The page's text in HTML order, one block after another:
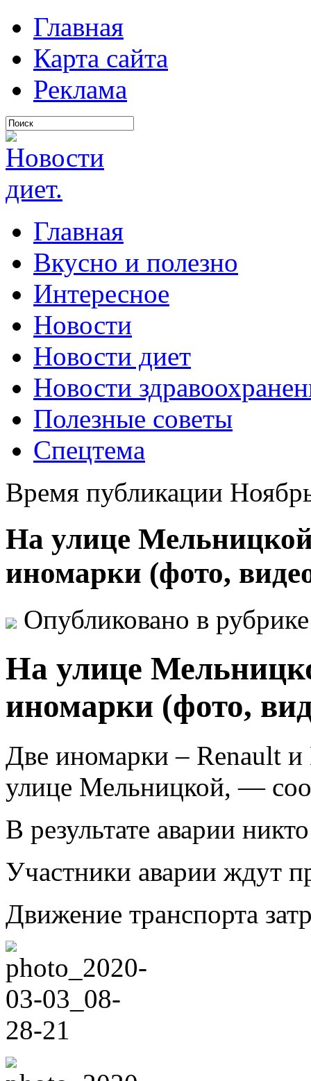
Главная
Карта сайта
Реклама
Главная
Вкусно и полезно
Интересное
Новости
Новости диет
Новости
Полезные советы
Спецтема
Время публикации
На улице Мельницкой
иномарки (фото,
Опубликовано в
На улице
иномарки (фото,
Две иномарки – Renault
улице Мельницкой, —
В результате аварии
Участники аварии ждут
Движение транспорта